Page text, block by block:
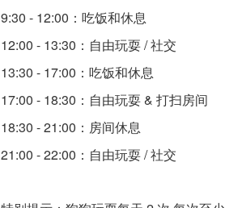
9:30 - 12:00：吃饭和休息
12:00 - 13:30：自由玩耍 / 社交
13:30 - 17:00：吃饭和休息
17:00 - 18:30：自由玩耍 & 打扫房间
18:30 - 21:00：房间休息
21:00 - 22:00：自由玩耍 / 社交